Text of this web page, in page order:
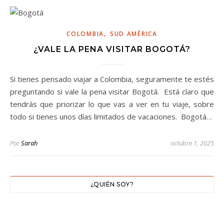
COLOMBIA, SUD AMÉRICA
¿VALE LA PENA VISITAR BOGOTÁ?
Si tienes pensado viajar a Colombia, seguramente te estés
preguntando si vale la pena visitar Bogotá. Está claro que
tendrás que priorizar lo que vas a ver en tu viaje, sobre
todo si tienes unos días limitados de vacaciones. Bogotá…
PorSarah octubre 1, 2025
¿QUIÉN SOY?